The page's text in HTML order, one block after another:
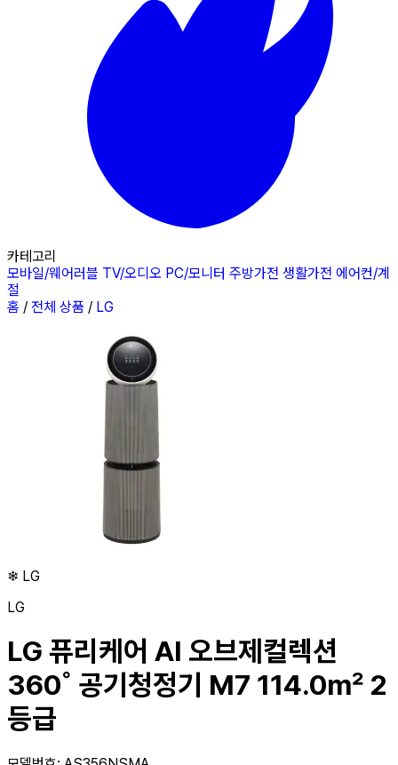
카테고리
모바일/웨어러블 TV/오디오 PC/모니터 주방가전 생활가전 에어컨/계
절
홈 / 전체 상품 / LG
❄ LG
LG
LG 퓨리케어 AI 오브제컬렉션
360˚ 공기청정기 M7 114.0㎡ 2
등급